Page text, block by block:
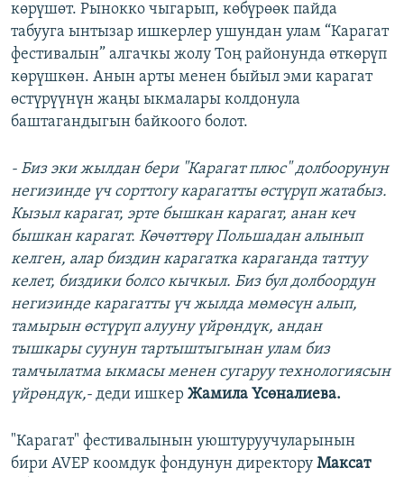
көрүшөт. Рынокко чыгарып, көбүрөөк пайда
табууга ынтызар ишкерлер ушундан улам “Карагат
фестивалын” алгачкы жолу Тоң районунда өткөрүп
көрүшкөн. Анын арты менен быйыл эми карагат
өстүрүүнүн жаңы ыкмалары колдонула
баштагандыгын байкоого болот.
- Биз эки жылдан бери "Карагат плюс" долбоорунун
негизинде үч сорттогу карагатты өстүрүп жатабыз.
Кызыл карагат, эрте бышкан карагат, анан кеч
бышкан карагат. Көчөттөрү Польшадан алынып
келген, алар биздин карагатка караганда таттуу
келет, биздики болсо кычкыл. Биз бул долбоордун
негизинде карагатты үч жылда мөмөсүн алып,
тамырын өстүрүп алууну үйрөндүк, андан
тышкары суунун тартыштыгынан улам биз
тамчылатма ыкмасы менен сугаруу технологиясын
үйрөндүк,- деди ишкер Жамила Үсөналиева.
"Карагат" фестивалынын уюштуруучуларынын
бири AVEP коомдук фондунун директору Максат